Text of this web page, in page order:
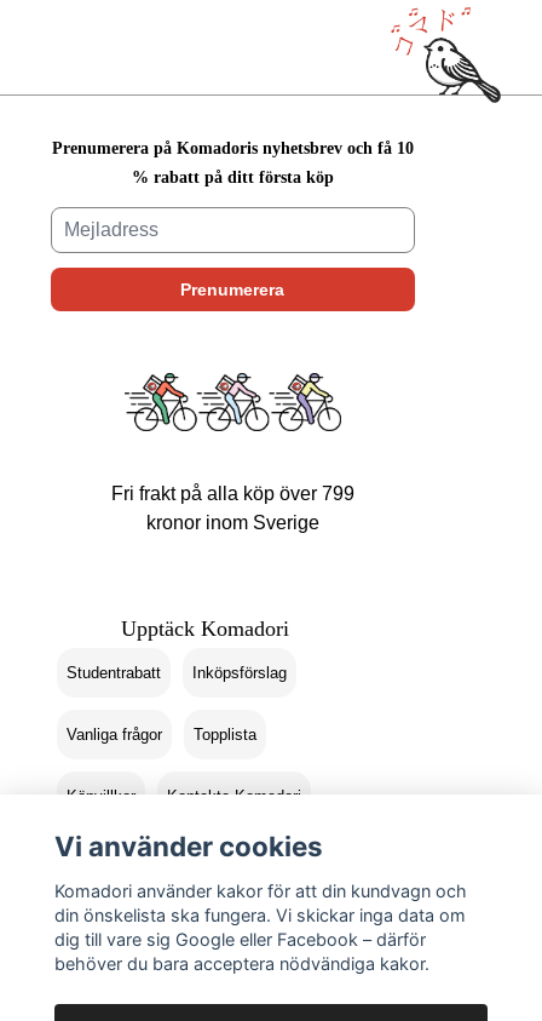
Prenumerera på Komadoris nyhetsbrev och få 10
% rabatt på ditt första köp
Fri frakt på alla köp över 799
kronor inom Sverige
Upptäck Komadori
Studentrabatt Inköpsförslag
Vanliga frågor Topplista
Köpvillkor Kontakta Komadori
Logga in Returer
Vi använder cookies
Komadori använder kakor för att din kundvagn och
din önskelista ska fungera. Vi skickar inga data om
dig till vare sig Google eller Facebook – därför
behöver du bara acceptera nödvändiga kakor.